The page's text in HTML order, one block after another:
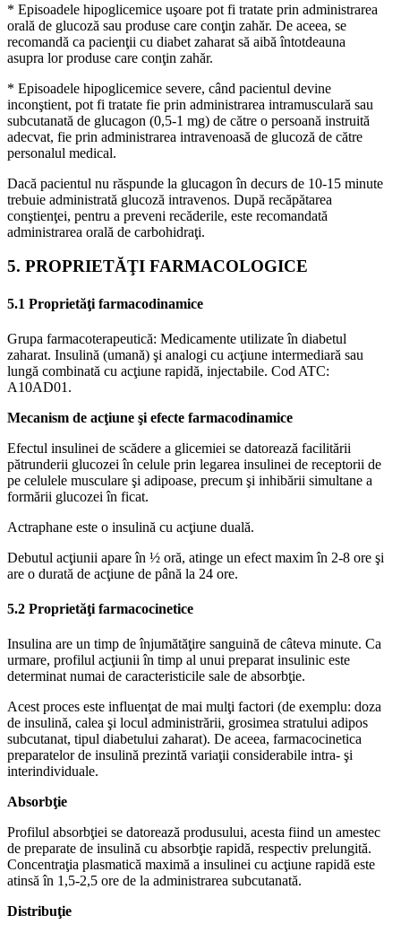
* Episoadele hipoglicemice uşoare pot fi tratate prin administrarea
orală de glucoză sau produse care conţin zahăr. De aceea, se
recomandă ca pacienţii cu diabet zaharat să aibă întotdeauna
asupra lor produse care conţin zahăr.
* Episoadele hipoglicemice severe, când pacientul devine
inconştient, pot fi tratate fie prin administrarea intramusculară sau
subcutanată de glucagon (0,5-1 mg) de către o persoană instruită
adecvat, fie prin administrarea intravenoasă de glucoză de către
personalul medical.
Dacă pacientul nu răspunde la glucagon în decurs de 10-15 minute
trebuie administrată glucoză intravenos. După recăpătarea
conştienţei, pentru a preveni recăderile, este recomandată
administrarea orală de carbohidraţi.
5. PROPRIETĂŢI FARMACOLOGICE
5.1 Proprietăţi farmacodinamice
Grupa farmacoterapeutică: Medicamente utilizate în diabetul
zaharat. Insulină (umană) şi analogi cu acţiune intermediară sau
lungă combinată cu acţiune rapidă, injectabile. Cod ATC:
A10AD01.
Mecanism de acţiune şi efecte farmacodinamice
Efectul insulinei de scădere a glicemiei se datorează facilitării
pătrunderii glucozei în celule prin legarea insulinei de receptorii de
pe celulele musculare şi adipoase, precum şi inhibării simultane a
formării glucozei în ficat.
Actraphane este o insulină cu acţiune duală.
Debutul acţiunii apare în ½ oră, atinge un efect maxim în 2-8 ore şi
are o durată de acţiune de până la 24 ore.
5.2 Proprietăţi farmacocinetice
Insulina are un timp de înjumătăţire sanguină de câteva minute. Ca
urmare, profilul acţiunii în timp al unui preparat insulinic este
determinat numai de caracteristicile sale de absorbţie.
Acest proces este influenţat de mai mulţi factori (de exemplu: doza
de insulină, calea şi locul administrării, grosimea stratului adipos
subcutanat, tipul diabetului zaharat). De aceea, farmacocinetica
preparatelor de insulină prezintă variaţii considerabile intra- şi
interindividuale.
Absorbţie
Profilul absorbţiei se datorează produsului, acesta fiind un amestec
de preparate de insulină cu absorbţie rapidă, respectiv prelungită.
Concentraţia plasmatică maximă a insulinei cu acţiune rapidă este
atinsă în 1,5-2,5 ore de la administrarea subcutanată.
Distribuţie